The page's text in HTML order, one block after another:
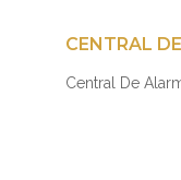
CENTRAL
Central De